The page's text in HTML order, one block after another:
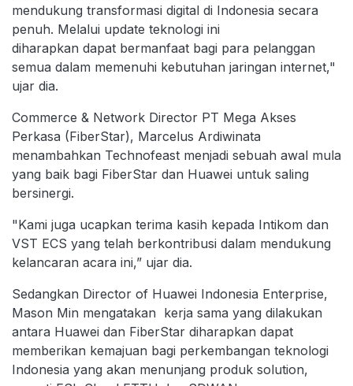
mendukung transformasi digital di Indonesia secara
penuh. Melalui update teknologi ini
diharapkan dapat bermanfaat bagi para pelanggan
semua dalam memenuhi kebutuhan jaringan internet,"
ujar dia.
Commerce & Network Director PT Mega Akses
Perkasa (FiberStar), Marcelus Ardiwinata
menambahkan Technofeast menjadi sebuah awal mula
yang baik bagi FiberStar dan Huawei untuk saling
bersinergi.
"Kami juga ucapkan terima kasih kepada Intikom dan
VST ECS yang telah berkontribusi dalam mendukung
kelancaran acara ini,” ujar dia.
Sedangkan Director of Huawei Indonesia Enterprise,
Mason Min mengatakan kerja sama yang dilakukan
antara Huawei dan FiberStar diharapkan dapat
memberikan kemajuan bagi perkembangan teknologi
Indonesia yang akan menunjang produk solution,